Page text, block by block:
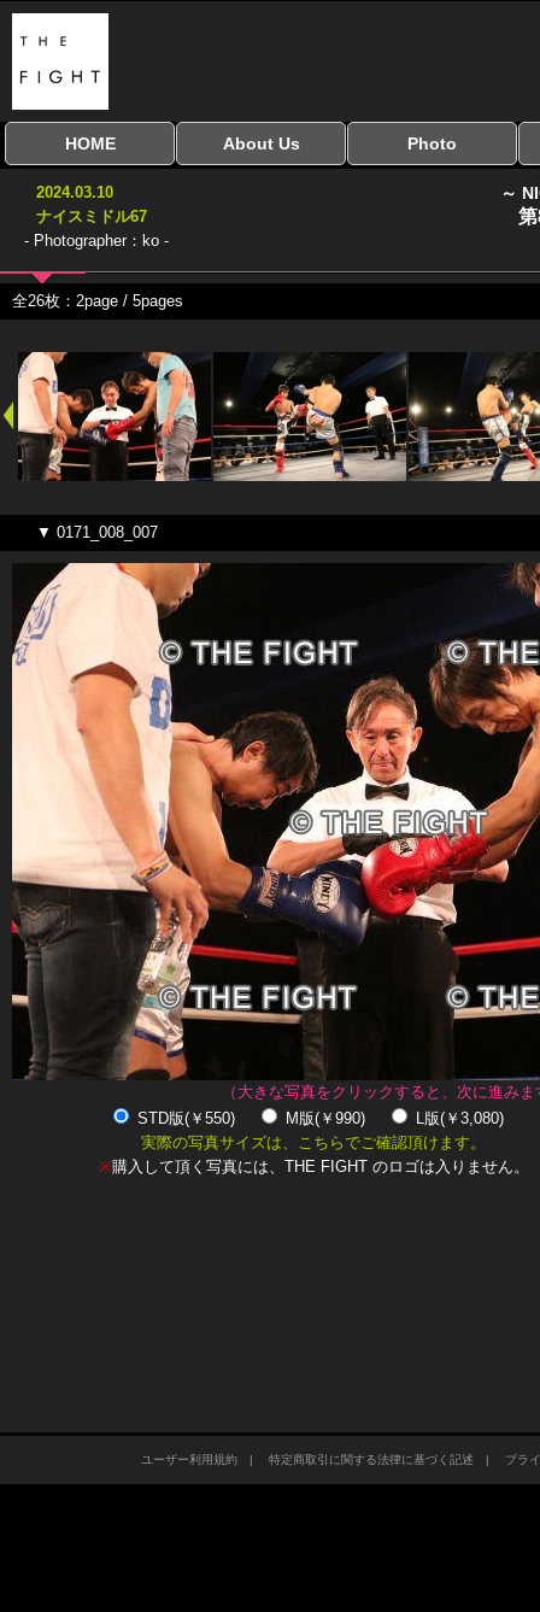
HOME
全興行を表示
ナイスミドル
アマチュアキック
協議会
全日本学生キック
建武館キッズ大会
Bigbang
おやじファイト
About Us Photo
2024.03.10
ナイスミドル67
- Photographer：ko -
～
全26枚：2page / 5pages
▼ 0171_008_007
（大きな写真をクリックすると、次に進みま
STD版(￥550)
M版(￥990)
L版(￥3,080)
実際の写真サイズは、こちらでご確認頂けます。
※購入して頂く写真には、THE FIGHT のロゴは入りません。
ユーザー利用規約| 特定商取引に関する法律に基づく記述 | プラ